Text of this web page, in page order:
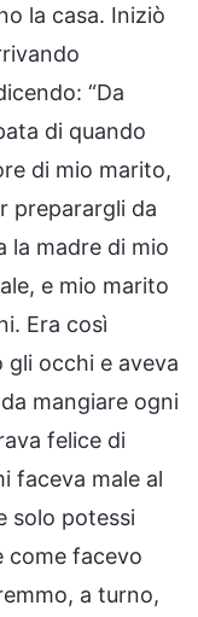
la casa. Iniziò
“Da
di quando
di mio marito,
preparargli da
la madre di mio
e mio marito
Era così
occhi e aveva
mangiare ogni
felice di
faceva male al
solo potessi
come facevo
a turno,